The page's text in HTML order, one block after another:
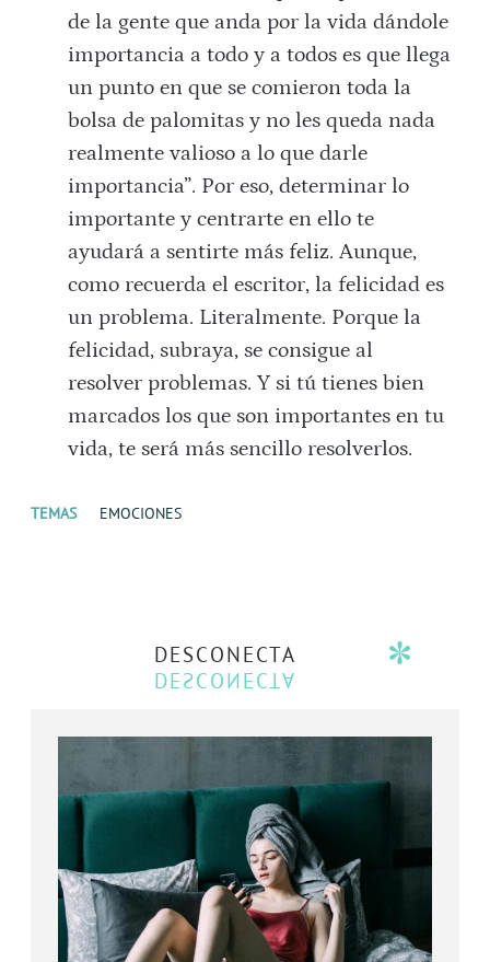
de la gente que anda por la vida dándole
importancia a todo y a todos es que llega
un punto en que se comieron toda la
bolsa de palomitas y no les queda nada
realmente valioso a lo que darle
importancia”. Por eso, determinar lo
importante y centrarte en ello te
ayudará a sentirte más feliz. Aunque,
como recuerda el escritor, la felicidad es
un problema. Literalmente. Porque la
felicidad, subraya, se consigue al
resolver problemas. Y si tú tienes bien
marcados los que son importantes en tu
vida, te será más sencillo resolverlos.
TEMAS EMOCIONES
DESCONECTA